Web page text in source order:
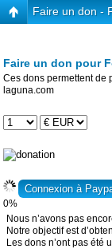
Faire un don -
Faire un don pour
Ces dons permettent de
laguna.com
0%
Nous n’avons pas
Notre objectif est
Les dons n’ont pas été